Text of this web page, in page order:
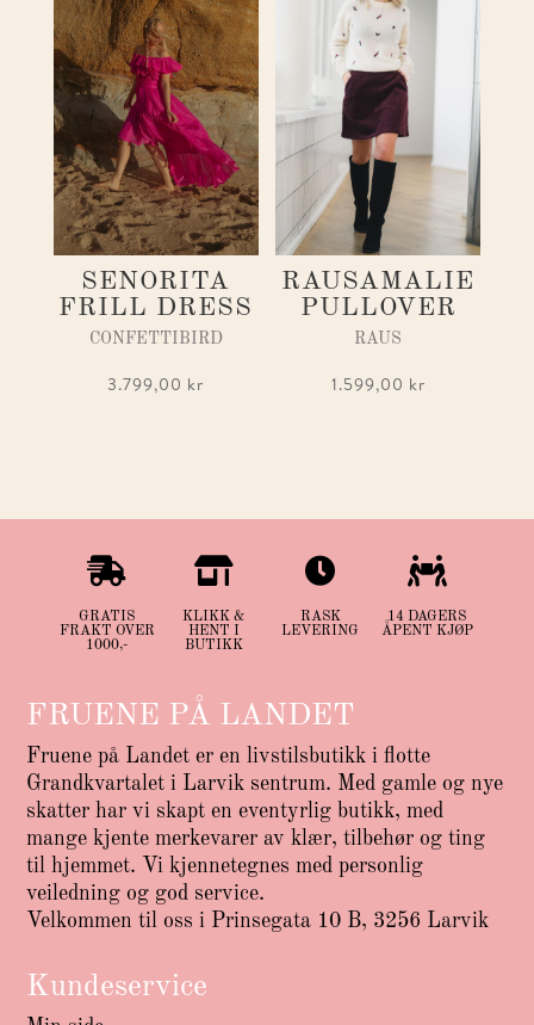
SENORITA
FRILL DRESS
CONFETTIBIRD
3.799,00 kr
RAUSAMALIE
PULLOVER
RAUS
1.599,00 kr

GRATIS
FRAKT OVER
1000,-

KLIKK &
HENT I
BUTIKK

RASK
LEVERING

14 DAGERS
ÅPENT KJØP
FRUENE PÅ LANDET
Fruene på Landet er en livstilsbutikk i flotte
Grandkvartalet i Larvik sentrum. Med gamle og nye
skatter har vi skapt en eventyrlig butikk, med
mange kjente merkevarer av klær, tilbehør og ting
til hjemmet. Vi kjennetegnes med personlig
veiledning og god service.
Velkommen til oss i Prinsegata 10 B, 3256 Larvik
Kundeservice